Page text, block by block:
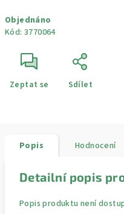
cena:
Objednáno
Kód: 3770064
Zeptat se Sdílet
Popis Hodnocení
Detailní popis
Popis produktu není